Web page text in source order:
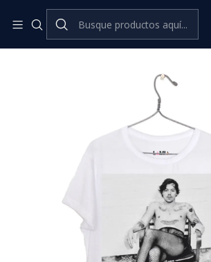
Inicio Catálogo Classic Música Classic